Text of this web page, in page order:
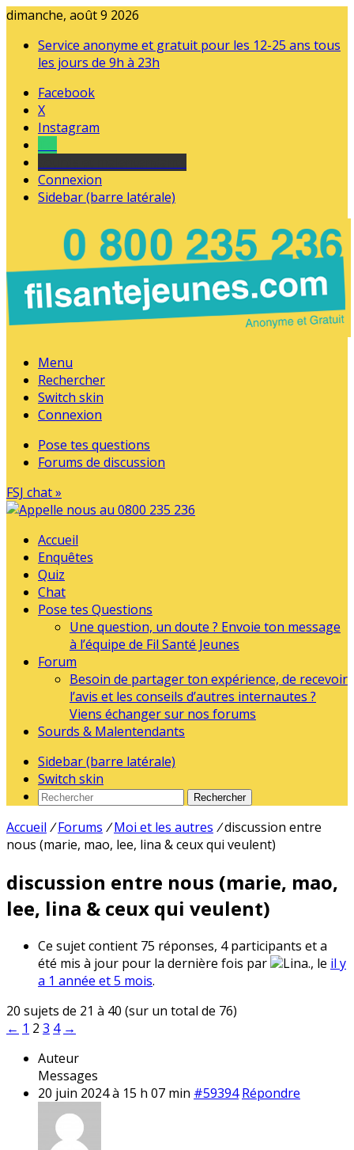
dimanche, août 9 2026
Service anonyme et gratuit pour les 12-25 ans tous
les jours de 9h à 23h
Facebook
X
Instagram
Connexion
Sidebar (barre latérale)
Menu
Rechercher
Switch skin
Connexion
Pose tes questions
Forums de discussion
FSJ chat »
Accueil
Enquêtes
Quiz
Chat
Pose tes Questions
Une question, un doute ? Envoie ton message
à l’équipe de Fil Santé Jeunes
Forum
Besoin de partager ton expérience, de recevoir
l’avis et les conseils d’autres internautes ?
Viens échanger sur nos forums
Sourds & Malentendants
Sidebar (barre latérale)
Switch skin
Rechercher
Accueil / Forums / Moi et les autres /discussion entre
nous (marie, mao, lee, lina & ceux qui veulent)
discussion entre nous (marie, mao,
lee, lina & ceux qui veulent)
Ce sujet contient 75 réponses, 4 participants et a
été mis à jour pour la dernière fois par
Lina., le il y
a 1 année et 5 mois.
20 sujets de 21 à 40 (sur un total de 76)
← 1 2 3 4 →
Auteur
Messages
20 juin 2024 à 15 h 07 min #59394 Répondre